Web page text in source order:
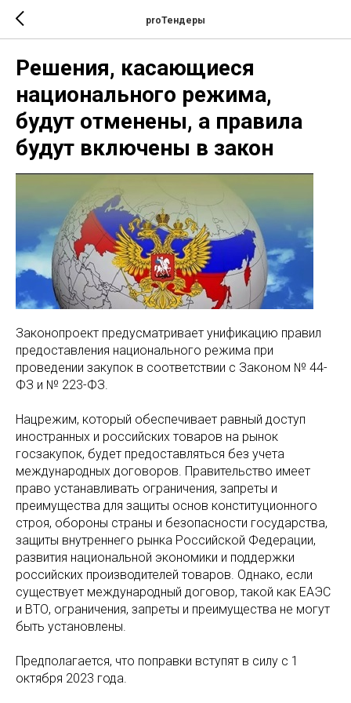
proТендеры
Решения, касающиеся
национального режима,
будут отменены, а правила
будут включены в закон
Законопроект предусматривает унификацию правил
предоставления национального режима при
проведении закупок в соответствии с Законом № 44-
ФЗ и № 223-ФЗ.
Нацрежим, который обеспечивает равный доступ
иностранных и российских товаров на рынок
госзакупок, будет предоставляться без учета
международных договоров. Правительство имеет
право устанавливать ограничения, запреты и
преимущества для защиты основ конституционного
строя, обороны страны и безопасности государства,
защиты внутреннего рынка Российской Федерации,
развития национальной экономики и поддержки
российских производителей товаров. Однако, если
существует международный договор, такой как ЕАЭС
и ВТО, ограничения, запреты и преимущества не могут
быть установлены.
Предполагается, что поправки вступят в силу с 1
октября 2023 года.